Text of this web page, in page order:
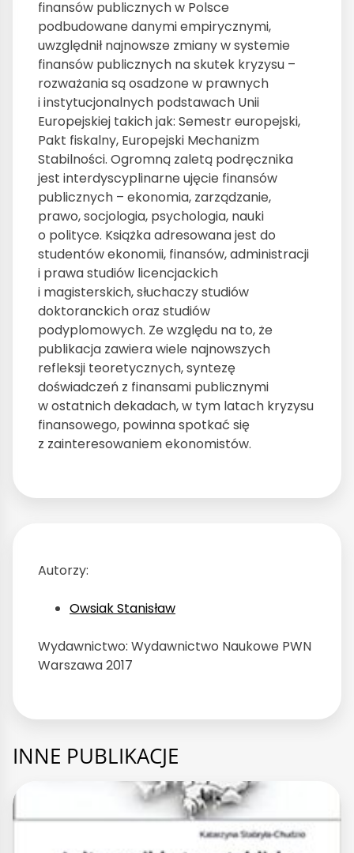
finansów publicznych w Polsce
podbudowane danymi empirycznymi,
uwzględnił najnowsze zmiany w systemie
finansów publicznych na skutek kryzysu –
rozważania są osadzone w prawnych
i instytucjonalnych podstawach Unii
Europejskiej takich jak: Semestr europejski,
Pakt fiskalny, Europejski Mechanizm
Stabilności. Ogromną zaletą podręcznika
jest interdyscyplinarne ujęcie finansów
publicznych – ekonomia, zarządzanie,
prawo, socjologia, psychologia, nauki
o polityce. Książka adresowana jest do
studentów ekonomii, finansów, administracji
i prawa studiów licencjackich
i magisterskich, słuchaczy studiów
doktoranckich oraz studiów
podyplomowych. Ze względu na to, że
publikacja zawiera wiele najnowszych
refleksji teoretycznych, syntezę
doświadczeń z finansami publicznymi
w ostatnich dekadach, w tym latach kryzysu
finansowego, powinna spotkać się
z zainteresowaniem ekonomistów.
Autorzy:
Owsiak Stanisław
Wydawnictwo: Wydawnictwo Naukowe PWN
Warszawa 2017
INNE PUBLIKACJE